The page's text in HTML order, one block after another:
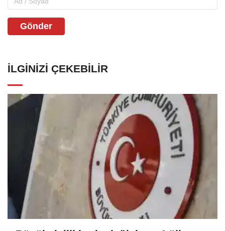
Gönder
İLGINIZI ÇEKEBILIR